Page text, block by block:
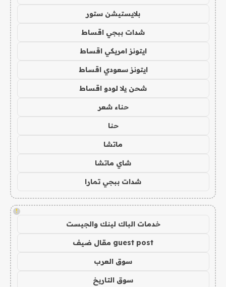
بلايستيشن ستور
شدات ببجي اقساط
ايتونز امريكي اقساط
ايتونز سعودي اقساط
شحن يلا لودو اقساط
حناء شعر
حنا
ماتشا
شاي ماتشا
شدات ببجي تمارا
!
خدمات الباك لينك والجيست
guest post مقال ضيف
سوق العرب
سوق التاريخ